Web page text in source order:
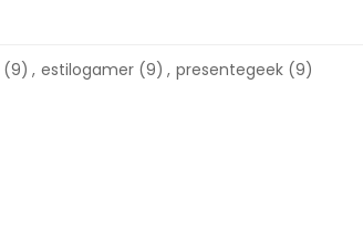
(9) , estilogamer (9) , presentegeek (9)